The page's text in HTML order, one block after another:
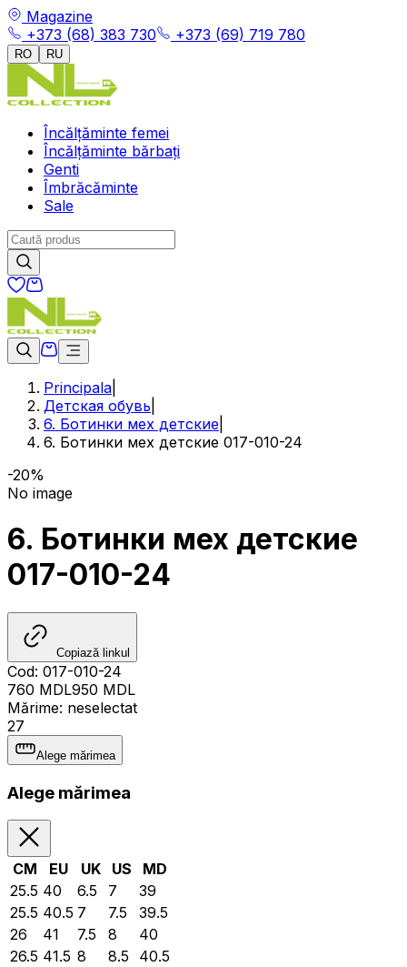
Magazine
+373 (68) 383 730
+373 (69) 719 780
RO RU
Încălțăminte femei
Încălțăminte bărbați
Genti
Îmbrăcăminte
Sale
Principala
Детская обувь
6. Ботинки мех детские
6. Ботинки мех детские 017-010-24
-20%
No image
6. Ботинки мех детские
017-010-24
Copiază linkul
Cod: 017-010-24
760 MDL950 MDL
Mărime: neselectat
27
Alege mărimea
Alege mărimea
CM EU UK US
MD
25.5 40 6.5 7
39
25.5 40.5 7 7.5
39.5
26
41 7.5 8
40
26.5 41.5 8 8.5
40.5